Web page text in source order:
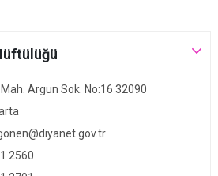
Argun Sok. No:16 32090
2560